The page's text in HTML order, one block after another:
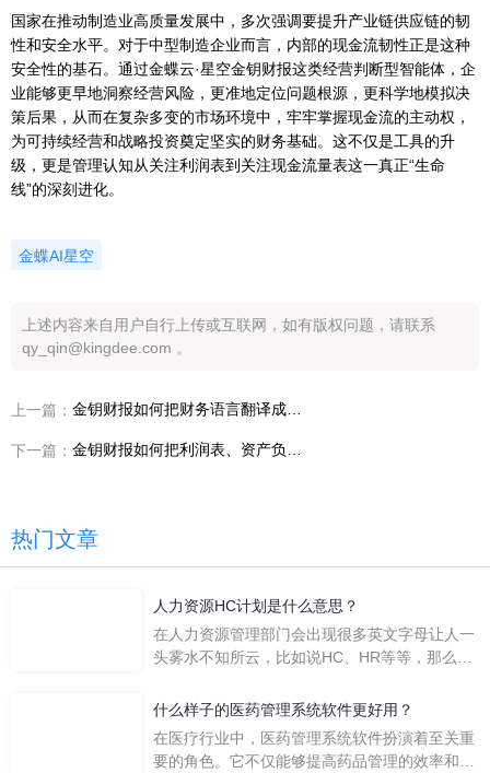
国家在推动制造业高质量发展中，多次强调要提升产业链供应链的韧
性和安全水平。对于中型制造企业而言，内部的现金流韧性正是这种
安全性的基石。通过金蝶云·星空金钥财报这类经营判断型智能体，企
业能够更早地洞察经营风险，更准地定位问题根源，更科学地模拟决
策后果，从而在复杂多变的市场环境中，牢牢掌握现金流的主动权，
为可持续经营和战略投资奠定坚实的财务基础。这不仅是工具的升
级，更是管理认知从关注利润表到关注现金流量表这一真正“生命
线”的深刻进化。
金蝶AI星空
上述内容来自用户自行上传或互联网，如有版权问题，请联系
qy_qin@kingdee.com 。
上一篇：
下一篇：
热门文章
人力资源HC计划是什么意思？
在人力资源管理部门会出现很多英文字母让人一
头雾水不知所云，比如说HC、HR等等，那么它
么呢？
什么样子的医药管理系统软件更好用？
在医疗行业中，医药管理系统软件扮演着至关重
要的角色。它不仅能够提高药品管理的效率和准